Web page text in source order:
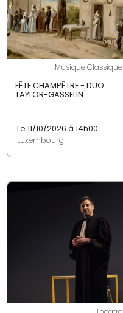
Musique Classique
FÊTE CHAMPÊTRE - DUO
TAYLOR-GASSELIN
Le 11/10/2026 à 14h00
Luxembourg